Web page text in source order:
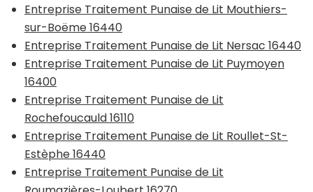
Entreprise Traitement Punaise de Lit Mouthiers-
sur-Boëme 16440
Entreprise Traitement Punaise de Lit Nersac 16440
Entreprise Traitement Punaise de Lit Puymoyen
16400
Entreprise Traitement Punaise de Lit
Rochefoucauld 16110
Entreprise Traitement Punaise de Lit Roullet-St-
Estèphe 16440
Entreprise Traitement Punaise de Lit